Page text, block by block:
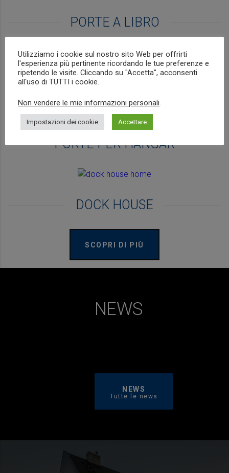
PORTE A LIBRO
BAIE DI DI CARICO
PORTE PER HANGAR
DOCK HOUSE
SCOPRI DI PIÙ
NEWS
NEWS
Tutte le news
Utilizziamo i cookie sul nostro sito Web per offrirti
l'esperienza più pertinente ricordando le tue preferenze e
ripetendo le visite. Cliccando su "Accetta", acconsenti
all'uso di TUTTI i cookie.
Non vendere le mie informazioni personali.
Impostazioni dei cookie Accettare